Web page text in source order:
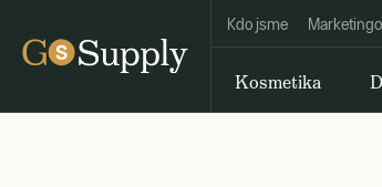
Kdo jsme
Kosmetika